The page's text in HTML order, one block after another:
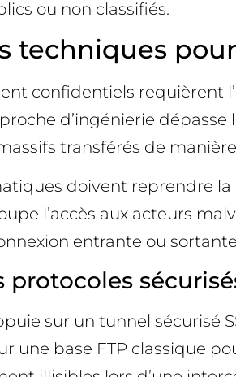
ou non classifiés.
techniques
confidentiels requièrent
d’ingénierie
transférés de
doivent reprendre
l’accès aux acteurs
entrante ou
protocoles
sur un tunnel sécurisé
une base FTP classique